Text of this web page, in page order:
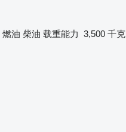
燃油 柴油 载重能力 3,500 千克